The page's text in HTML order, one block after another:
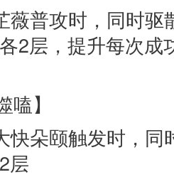
普攻时，同时驱
2层，提升每次成
】
朵颐触发时，同
层